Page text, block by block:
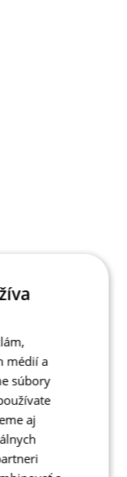
médií a
súbory
aj